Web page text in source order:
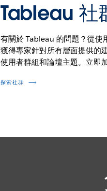
Tableau 社
有關於 Tableau 的問題？從使
獲得專家針對所有層面提供的
使用者群組和論壇主題。立即
探索社群